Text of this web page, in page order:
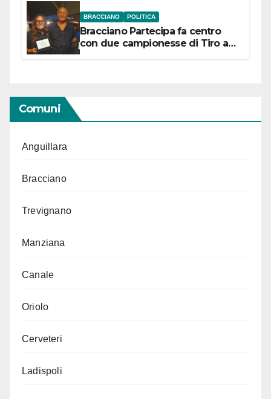
BRACCIANO POLITICA
Bracciano Partecipa fa centro
con due campionesse di Tiro a
Comuni
Anguillara
Bracciano
Trevignano
Manziana
Canale
Oriolo
Cerveteri
Ladispoli